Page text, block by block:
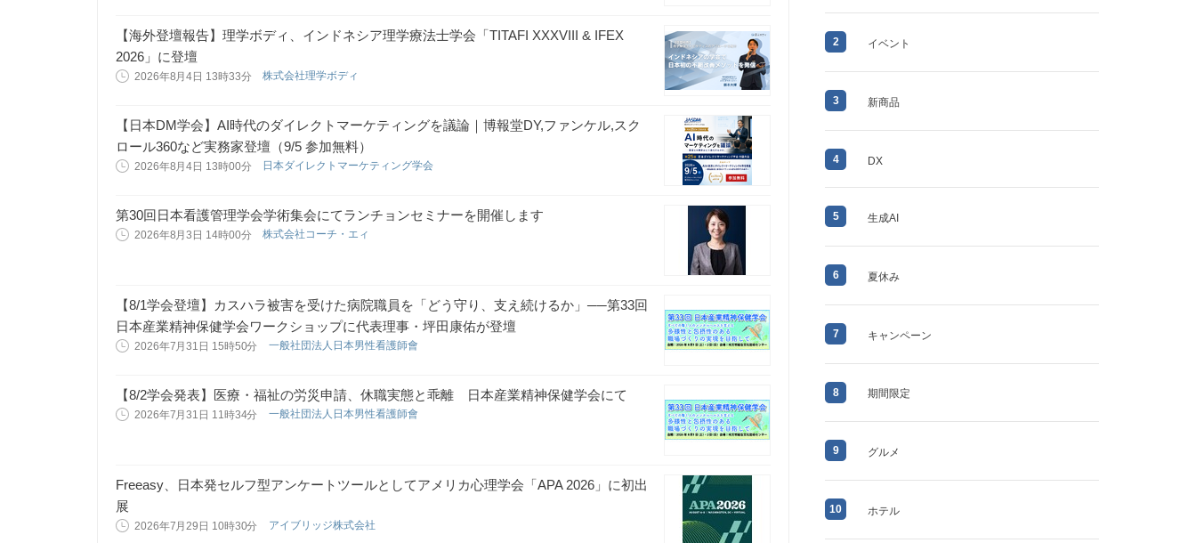
【海外登壇報告】理学ボディ、インドネシア理学療法士学会「TITAFI XXXVIII & IFEX
2026」に登壇
2026年8月4日 13時33分 株式会社理学ボディ
【日本DM学会】AI時代のダイレクトマーケティングを議論｜博報堂DY,ファンケル,スク
ロール360など実務家登壇（9/5 参加無料）
2026年8月4日 13時00分 日本ダイレクトマーケティング学会
第30回日本看護管理学会学術集会にてランチョンセミナーを開催します
2026年8月3日 14時00分 株式会社コーチ・エィ
【8/1学会登壇】カスハラ被害を受けた病院職員を「どう守り、支え続けるか」──第33回
日本産業精神保健学会ワークショップに代表理事・坪田康佑が登壇
2026年7月31日 15時50分 一般社団法人日本男性看護師會
【8/2学会発表】医療・福祉の労災申請、休職実態と乖離 日本産業精神保健学会にて
2026年7月31日 11時34分 一般社団法人日本男性看護師會
Freeasy、日本発セルフ型アンケートツールとしてアメリカ心理学会「APA 2026」に初出
展
2026年7月29日 10時30分 アイブリッジ株式会社
2 イベント
3 新商品
4 DX
5 生成AI
6 夏休み
7 キャンペーン
8 期間限定
9 グルメ
10 ホテル